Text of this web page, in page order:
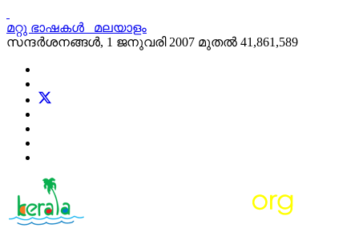
മറ്റു ഭാഷകള്‍
മലയാളം
സന്ദര്‍ശനങ്ങള്‍, 1 ജനുവരി 2007 മുതല്‍ 41,861,589